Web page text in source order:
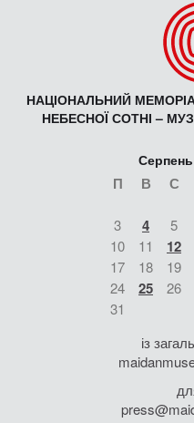
НАЦІОНАЛЬНИЙ
НЕБЕСНОЇ СОТНІ –
П В С
3 4 5
10
11 12
17
18 19
24
25 26
31
із